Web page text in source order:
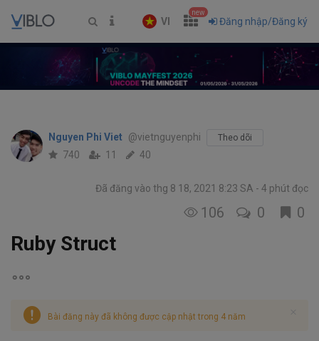
VI
new
Đăng nhập/Đăng ký
Nguyen Phi Viet @vietnguyenphi Theo dõi
740 11 40
Đã đăng vào thg 8 18, 2021 8:23 SA 4 phút đọc
106 0 0
Ruby Struct
Bài đăng này đã không được cập nhật trong 4 năm